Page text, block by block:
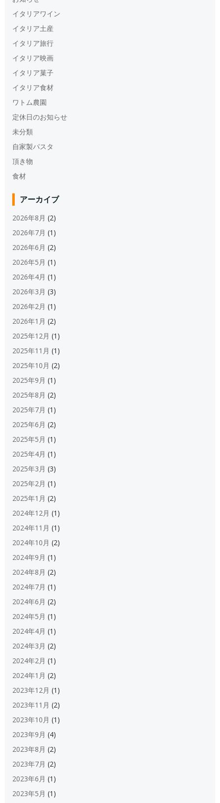
イタリアワイン
イタリア土産
イタリア旅行
イタリア映画
イタリア菓子
イタリア食材
ワトム農園
定休日のお知らせ
未分類
自家製パスタ
頂き物
食材
アーカイブ
2026年8月 (2)
2026年7月 (1)
2026年6月 (2)
2026年5月 (1)
2026年4月 (1)
2026年3月 (3)
2026年2月 (1)
2026年1月 (2)
2025年12月 (1)
2025年11月 (1)
2025年10月 (2)
2025年9月 (1)
2025年8月 (2)
2025年7月 (1)
2025年6月 (2)
2025年5月 (1)
2025年4月 (1)
2025年3月 (3)
2025年2月 (1)
2025年1月 (2)
2024年12月 (1)
2024年11月 (1)
2024年10月 (2)
2024年9月 (1)
2024年8月 (2)
2024年7月 (1)
2024年6月 (2)
2024年5月 (1)
2024年4月 (1)
2024年3月 (2)
2024年2月 (1)
2024年1月 (2)
2023年12月 (1)
2023年11月 (2)
2023年10月 (1)
2023年9月 (4)
2023年8月 (2)
2023年7月 (2)
2023年6月 (1)
2023年5月 (1)